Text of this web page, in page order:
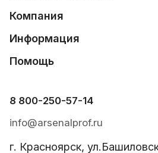
Компания
Информация
Помощь
8 800-250-57-14
info@arsenalprof.ru
г. Красноярск,